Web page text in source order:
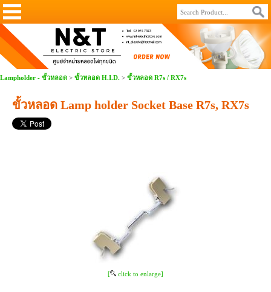
Lampholder - ขั้วหลอด > ขั้วหลอด H.I.D. > ขั้วหลอด R7s / RX7s
ขั้วหลอด Lamp holder Socket Base R7s, RX7s
[ click to enlarge]